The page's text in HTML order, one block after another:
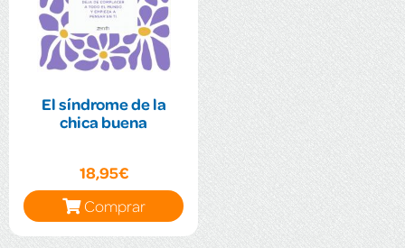
El síndrome de la
chica buena
18,95€
Comprar